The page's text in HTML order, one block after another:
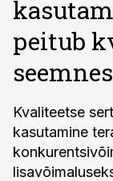
peitub
seemnes
Kvaliteetse
kasutamine